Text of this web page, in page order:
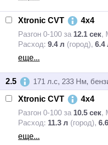
Xtronic CVT
4x4
Разгон 0-100 за 12.1 сек,
Расход: 9.4 л (город), 6.4
еще...
2.5 171 л.с, 233 Нм,
Xtronic CVT
4x4
Разгон 0-100 за 10.5 сек,
Расход: 11.3 л (город),
еще...